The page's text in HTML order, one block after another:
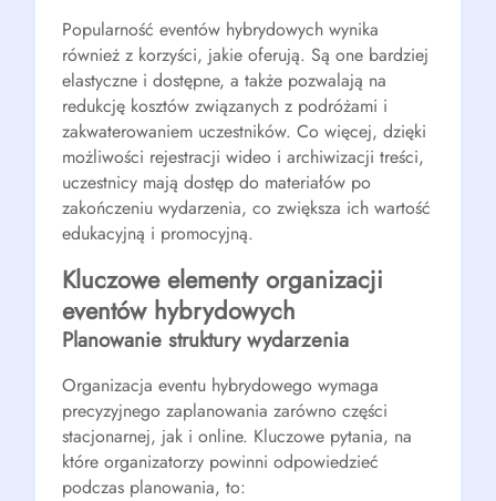
Popularność eventów hybrydowych wynika
również z korzyści, jakie oferują. Są one bardziej
elastyczne i dostępne, a także pozwalają na
redukcję kosztów związanych z podróżami i
zakwaterowaniem uczestników. Co więcej, dzięki
możliwości rejestracji wideo i archiwizacji treści,
uczestnicy mają dostęp do materiałów po
zakończeniu wydarzenia, co zwiększa ich wartość
edukacyjną i promocyjną.
Kluczowe elementy organizacji
eventów hybrydowych
Planowanie struktury wydarzenia
Organizacja eventu hybrydowego wymaga
precyzyjnego zaplanowania zarówno części
stacjonarnej, jak i online. Kluczowe pytania, na
które organizatorzy powinni odpowiedzieć
podczas planowania, to: